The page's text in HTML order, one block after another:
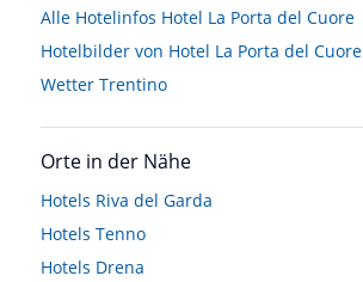
Alle Hotelinfos Hotel La Porta del Cuore
Hotelbilder von Hotel La Porta del Cuore
Wetter Trentino
Orte in der Nähe
Hotels Riva del Garda
Hotels Tenno
Hotels Drena